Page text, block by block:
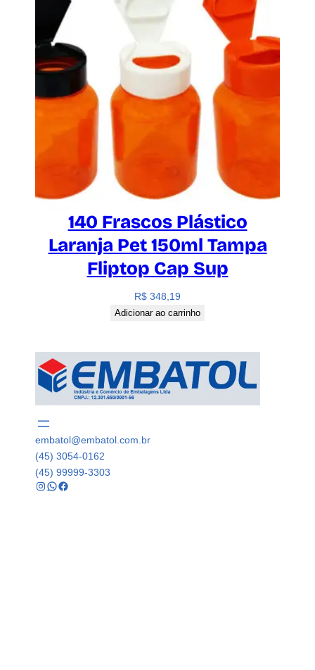
140 Frascos Plástico
Laranja Pet 150ml Tampa
Fliptop Cap Sup
R$ 348,19
Adicionar ao carrinho
embatol@embatol.com.br
(45) 3054-0162
(45) 99999-3303
Instagram WhatsApp Facebook